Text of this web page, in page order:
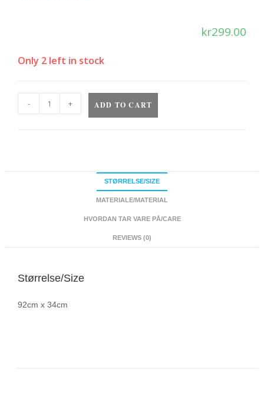
kr299.00
Only 2 left in stock
- + ADD TO CART
STØRRELSE/SIZE
MATERIALE/MATERIAL
HVORDAN TAR VARE PÅ/CARE
REVIEWS (0)
Størrelse/Size
92cm x 34cm